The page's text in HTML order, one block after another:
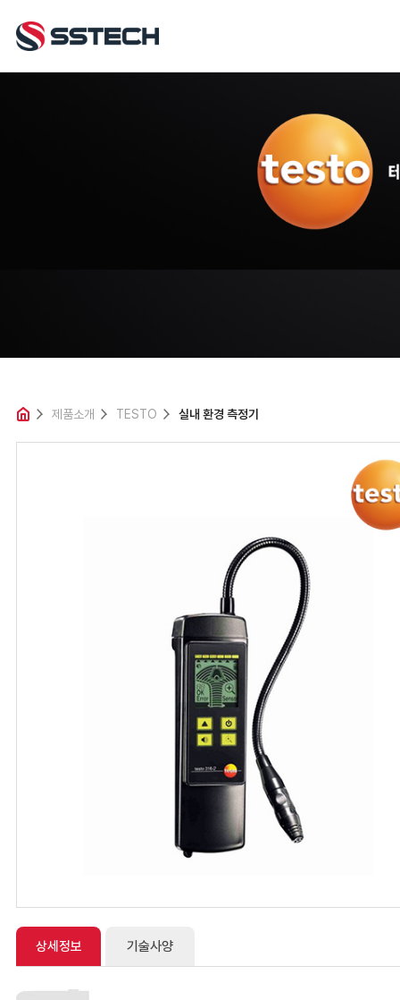
제품소개
제품소개 TESTO 실내 환경 측정기
상세정보 기술사양